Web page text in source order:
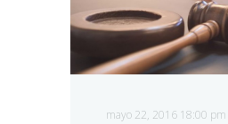
mayo 22, 2016 18:00 pm